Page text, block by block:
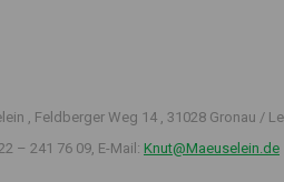
, Feldberger Weg 14 , 31028 Gronau /
– 241 76 09, E-Mail: Knut@Maeuselein.de